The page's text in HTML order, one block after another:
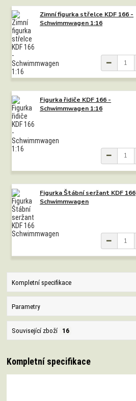
Zimní figurka střelce KDF 166 -
Schwimmwagen 1:16
Figurka řidiče KDF 166 -
Schwimmwagen 1:16
Figurka Štábní seržant KDF 166
Schwimmwagen
Kompletní specifikace
Parametry
Související zboží 16
Kompletní specifikace